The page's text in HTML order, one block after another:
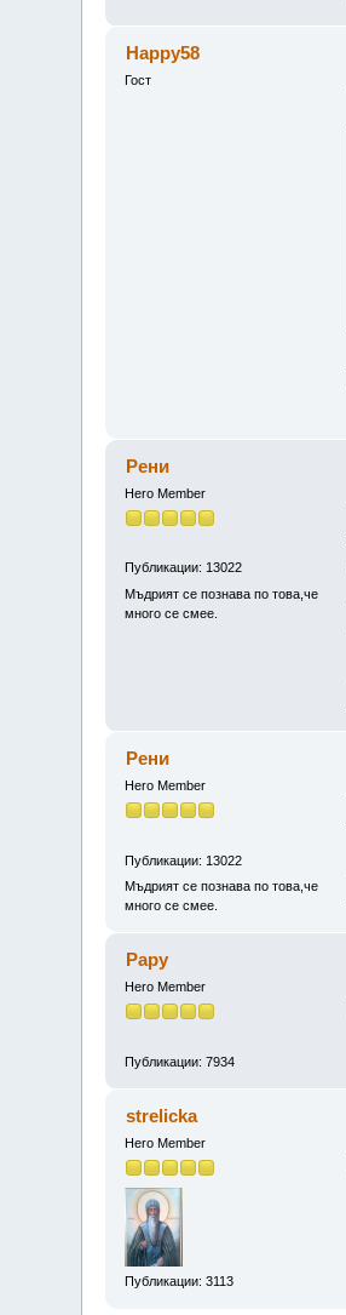
Happy58
Гост
Рени
Hero Member
Публикации: 13022
Мъдрият се познава по това,че
много се смее.
Рени
Hero Member
Публикации: 13022
Мъдрият се познава по това,че
много се смее.
Papy
Hero Member
Публикации: 7934
strelicka
Hero Member
Публикации: 3113